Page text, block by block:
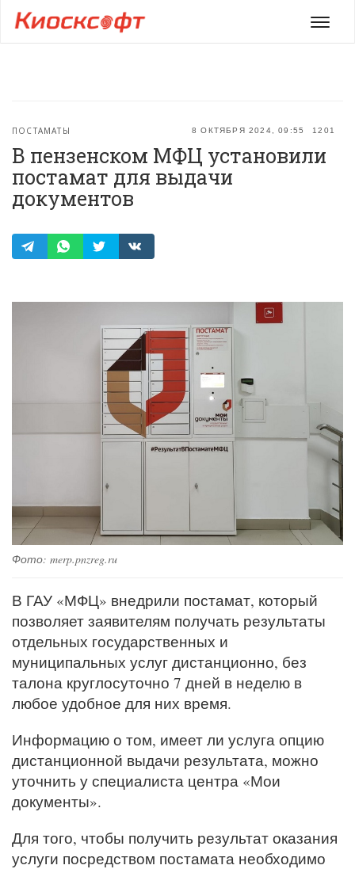
Меню
8 ОКТЯБРЯ 2024, 09:55 1201
ПОСТАМАТЫ
В пензенском МФЦ установили
постамат для выдачи
документов
Фото: merp.pnzreg.ru
В ГАУ «МФЦ» внедрили постамат, который
позволяет заявителям получать результаты
отдельных государственных и
муниципальных услуг дистанционно, без
талона круглосуточно 7 дней в неделю в
любое удобное для них время.
Информацию о том, имеет ли услуга опцию
дистанционной выдачи результата, можно
уточнить у специалиста центра «Мои
документы».
Для того, чтобы получить результат оказания
услуги посредством постамата необходимо